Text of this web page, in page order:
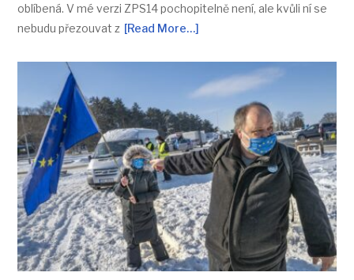
oblíbená. V mé verzi ZPS14 pochopitelně není, ale kvůli ní se
nebudu přezouvat z [Read More…]